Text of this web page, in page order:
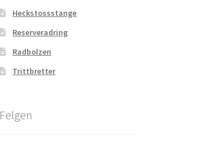
Heckstossstange
Reserveradring
Radbolzen
Trittbretter
Felgen